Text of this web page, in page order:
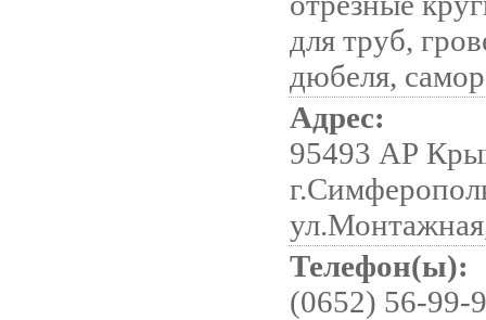
для труб,
дюбеля,
Адрес:
95493 АР
Телефон(ы):
(0652) 56-99-